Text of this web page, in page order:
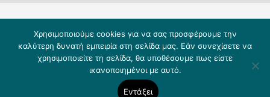
Χρησιμοποιούμε cookies για να σας προσφέρουμε την
καλύτερη δυνατή εμπειρία στη σελίδα μας. Εάν συνεχίσετε να
χρησιμοποιείτε τη σελίδα, θα υποθέσουμε πως είστε
ικανοποιημένοι με αυτό.
Εντάξει
Copyright 2026 Knowledge A.E.